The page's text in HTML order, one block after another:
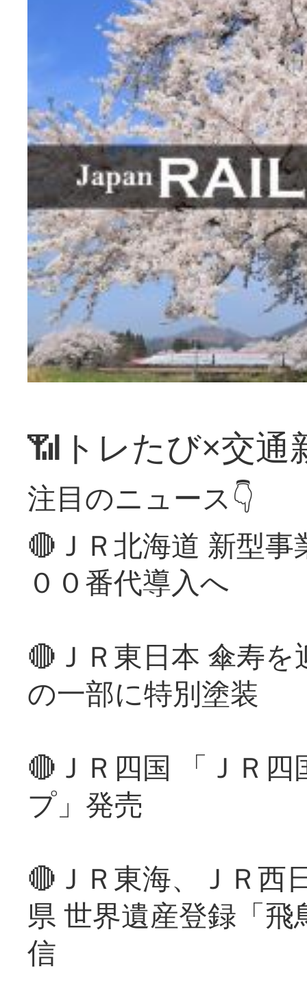
📶トレたび×交通
注目のニュース👇
🔴ＪＲ北海道 新型
００番代導入へ
🔴ＪＲ東日本 傘寿
の一部に特別塗装
🔴ＪＲ四国 「ＪＲ
プ」発売
🔴ＪＲ東海、ＪＲ西
県 世界遺産登録「
信